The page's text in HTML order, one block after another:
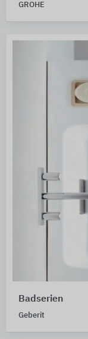
GROHE
Badserien
Geberit